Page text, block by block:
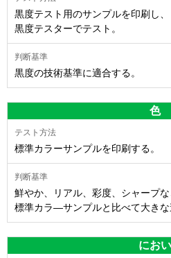
黒度テスト用のサンプルを印刷し、
黒度テスターでテスト。
黒度の技術基準に適合する。
色
標準カラーサンプルを印刷する。
鮮やか、リアル、彩度、シャープな
標準カラ―サンプルと比べて大きな
におい